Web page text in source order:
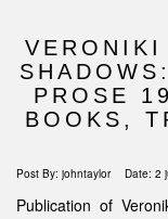
PROSE
BOOKS,
Post By: johntaylor Date: 2
Publication of